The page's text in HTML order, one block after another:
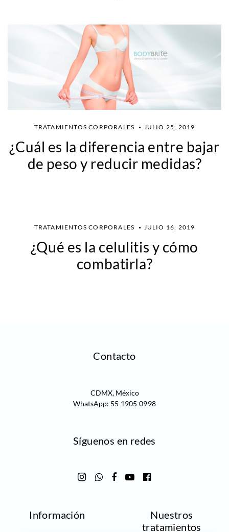
TRATAMIENTOS CORPORALES JULIO 25, 2019
¿Cuál es la diferencia entre bajar
de peso y reducir medidas?
TRATAMIENTOS CORPORALES JULIO 16, 2019
¿Qué es la celulitis y cómo
combatirla?
Información
Nuestros
tratamientos
Contacto
CDMX, México
WhatsApp: 55 1905 0998‬
Síguenos en redes